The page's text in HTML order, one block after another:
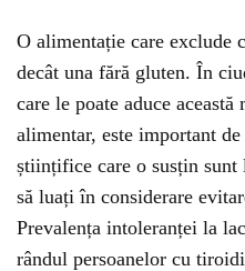
O alimentație care exclude
decât una fără gluten. În
care le poate aduce
alimentar, este important
științifice care o susțin sunt
să luați în considerare
Prevalența intoleranței la
rândul persoanelor cu